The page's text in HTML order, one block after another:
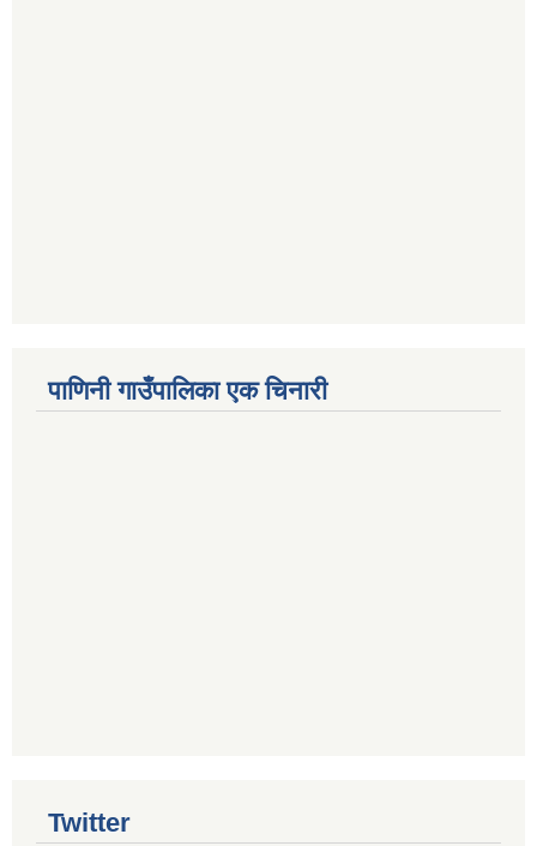
पाणिनी गाउँपालिका एक चिनारी
Twitter